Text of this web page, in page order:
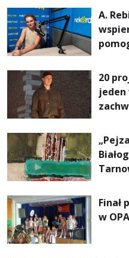
A.
20
jeden
Finał
w